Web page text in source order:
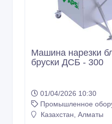
Машина нарезки
бруски ДСБ - 300
01/04/2026 10:30
Промышленное
Казахстан, Алматы